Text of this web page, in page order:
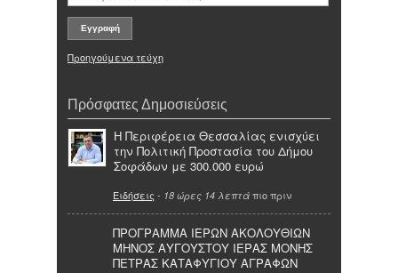
Προηγούμενα τεύχη
Πρόσφατες Δημοσιεύσεις
Η Περιφέρεια Θεσσαλίας ενισχύει
την Πολιτική Προστασία του Δήμου
Σοφάδων με 300.000 ευρώ
Ειδήσεις - 18 ώρες 14 λεπτά πιο πριν
ΠΡΟΓΡΑΜΜΑ ΙΕΡΩΝ ΑΚΟΛΟΥΘΙΩΝ
ΜΗΝΟΣ ΑΥΓΟΥΣΤΟΥ ΙΕΡΑΣ ΜΟΝΗΣ
ΠΕΤΡΑΣ ΚΑΤΑΦΥΓΙΟΥ ΑΓΡΑΦΩΝ